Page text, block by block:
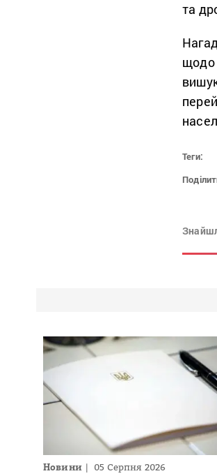
та
щодо
Теги:
Новини 05 Серпня 2026